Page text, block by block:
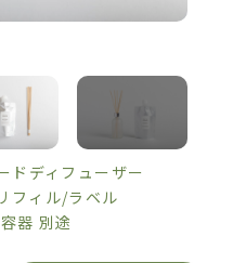
ドディフューザー
フィル/ラベル
器 別途